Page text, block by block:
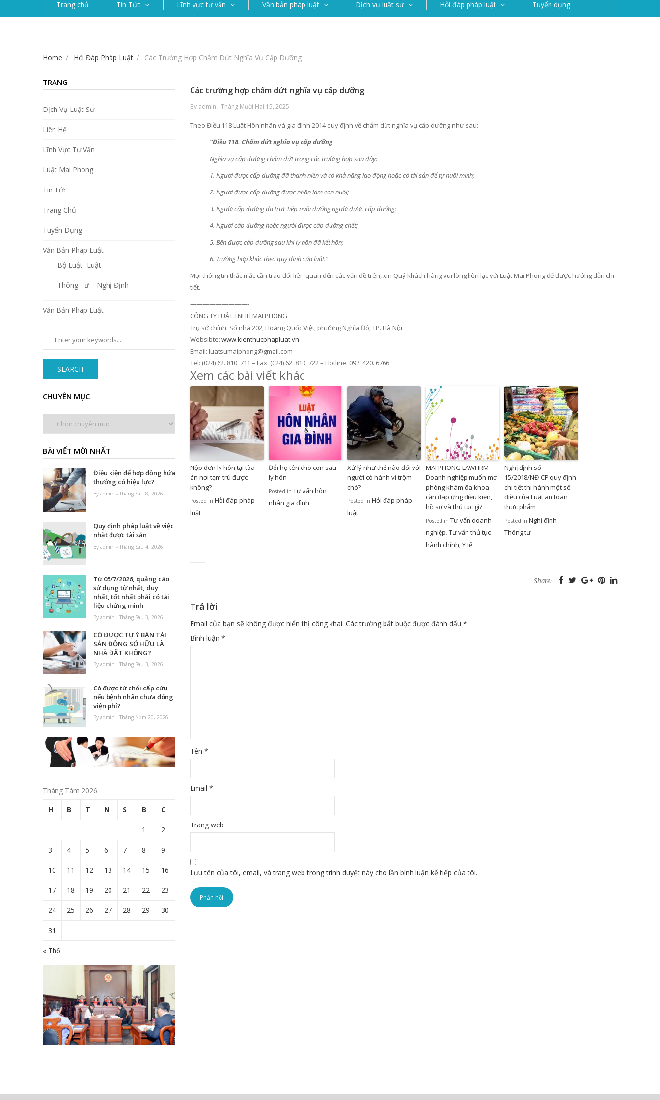
Trang chủ Tin Tức Lĩnh vực tư vấn Văn bản pháp luật Dịch vụ luật sư Hỏi đáp pháp luật Tuyển dụng
Home Hỏi Đáp Pháp Luật Các Trường Hợp Chấm Dứt Nghĩa Vụ Cấp Dưỡng
Các trường hợp chấm dứt nghĩa vụ cấp dưỡng
By admin - Tháng Mười Hai 15, 2025
Theo Điều 118 Luật Hôn nhân và gia đình 2014 quy định về chấm dứt nghĩa vụ cấp dưỡng như sau:
“Điều 118. Chấm dứt nghĩa vụ cấp dưỡng
Nghĩa vụ cấp dưỡng chấm dứt trong các trường hợp sau đây:
1. Người được cấp dưỡng đã thành niên và có khả năng lao động hoặc có tài sản để tự nuôi mình;
2. Người được cấp dưỡng được nhận làm con nuôi;
3. Người cấp dưỡng đã trực tiếp nuôi dưỡng người được cấp dưỡng;
4. Người cấp dưỡng hoặc người được cấp dưỡng chết;
5. Bên được cấp dưỡng sau khi ly hôn đã kết hôn;
6. Trường hợp khác theo quy định của luật.”
Mọi thông tin thắc mắc cần trao đổi liên quan đến các vấn đề trên, xin Quý khách hàng vui lòng liên lạc với Luật Mai Phong để được hướng dẫn chi
tiết.
—————————-
CÔNG TY LUẬT TNHH MAI PHONG
Trụ sở chính: Số nhà 202, Hoàng Quốc Việt, phường Nghĩa Đô, TP. Hà Nội
Websibte: www.kienthucphapluat.vn
Email: luatsumaiphong@gmail.com
Tel: (024) 62. 810. 711 – Fax: (024) 62. 810. 722 – Hotline: 097. 420. 6766
Xem các bài viết khác
Nộp đơn ly hôn tại tòa
án nơi tạm trú được
không?
Posted in Hỏi đáp pháp
luật
Đổi họ tên cho con sau
ly hôn
Posted in Tư vấn hôn
nhân gia đình
Xử lý như thế nào đối với
người có hành vi trộm
chó?
Posted in Hỏi đáp pháp
luật
MAI PHONG LAWFIRM –
Doanh nghiệp muốn mở
phòng khám đa khoa
cần đáp ứng điều kiện,
hồ sơ và thủ tục gì?
Posted in Tư vấn doanh
nghiệp, Tư vấn thủ tục
hành chính, Y tế
Nghị định số
15/2018/NĐ-CP quy định
chi tiết thi hành một số
điều của Luật an toàn
thực phẩm
Posted in Nghị định -
Thông tư
Share:
Trả lời
Email của bạn sẽ không được hiển thị công khai. Các trường bắt buộc được đánh dấu *
Bình luận *
Tên *
Email *
Trang web
Lưu tên của tôi, email, và trang web trong trình duyệt này cho lần bình luận kế tiếp của tôi.
TRANG
Dịch Vụ Luật Sư
Liên Hệ
Lĩnh Vực Tư Vấn
Luật Mai Phong
Tin Tức
Trang Chủ
Tuyển Dụng
Văn Bản Pháp Luật
Bộ Luật -Luật
Thông Tư – Nghị Định
Văn Bản Pháp Luật
SEARCH
CHUYÊN MỤC
BÀI VIẾT MỚI NHẤT
Điều kiện để hợp đồng hứa
thưởng có hiệu lực?
By admin - Tháng Sáu 8, 2026
Quy định pháp luật về việc
nhặt được tài sản
By admin - Tháng Sáu 4, 2026
Từ 05/7/2026, quảng cáo
sử dụng từ nhất, duy
nhất, tốt nhất phải có tài
liệu chứng minh
By admin - Tháng Sáu 3, 2026
CÓ ĐƯỢC TỰ Ý BÁN TÀI
SẢN ĐỒNG SỞ HỮU LÀ
NHÀ ĐẤT KHÔNG?
By admin - Tháng Sáu 3, 2026
Có được từ chối cấp cứu
nếu bệnh nhân chưa đóng
viện phí?
By admin - Tháng Năm 20, 2026
Tháng Tám 2026
H B T N S B C
1 2
3 4 5 6 7 8 9
10 11 12 13 14 15 16
17 18 19 20 21 22 23
24 25 26 27 28 29 30
31
« Th6